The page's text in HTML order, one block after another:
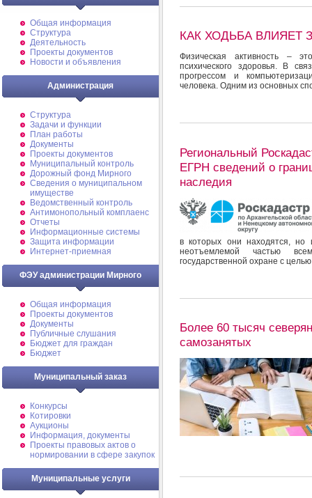
Общая информация
Структура
Деятельность
Проекты документов
Новости и объявления
Администрация
Структура
Задачи и функции
План работы
Документы
Проекты документов
Муниципальный контроль
Дорожный фонд Мирного
Cведения о муниципальном
имуществе
Ведомственный контроль
Антимонопольный комплаенс
Отчеты
Информационные системы
Защита информации
Интернет-приемная
ФЭУ администрации Мирного
Общая информация
Проекты документов
Документы
Публичные слушания
Бюджет для граждан
Бюджет
Муниципальный заказ
Конкурсы
Котировки
Аукционы
Информация, документы
Проекты правовых актов о
нормировании в сфере закупок
Муниципальные услуги
КАК ХОДЬБА ВЛИЯЕТ
Физическая активность –
психического здоровья. В
прогрессом и
человека. Одним из основных
Региональный
ЕГРН сведений о
наследия
в которых они находятся,
неотъемлемой частью
государственной охране с
Более 60 тысяч
самозанятых